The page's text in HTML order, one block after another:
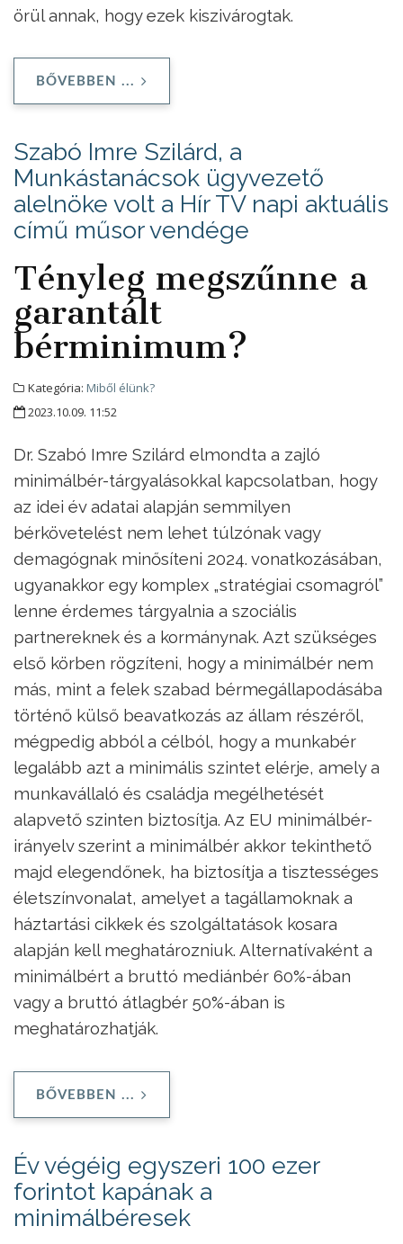
örül annak, hogy ezek kiszivárogtak.
BŐVEBBEN ...
Szabó Imre Szilárd, a
Munkástanácsok ügyvezető
alelnöke volt a Hír TV napi aktuális
című műsor vendége
Tényleg megszűnne a
garantált
bérminimum?
Kategória: Miből élünk?
2023.10.09. 11:52
Dr. Szabó Imre Szilárd elmondta a zajló
minimálbér-tárgyalásokkal kapcsolatban, hogy
az idei év adatai alapján semmilyen
bérkövetelést nem lehet túlzónak vagy
demagógnak minősíteni 2024. vonatkozásában,
ugyanakkor egy komplex „stratégiai csomagról”
lenne érdemes tárgyalnia a szociális
partnereknek és a kormánynak. Azt szükséges
első körben rögzíteni, hogy a minimálbér nem
más, mint a felek szabad bérmegállapodásába
történő külső beavatkozás az állam részéről,
mégpedig abból a célból, hogy a munkabér
legalább azt a minimális szintet elérje, amely a
munkavállaló és családja megélhetését
alapvető szinten biztosítja. Az EU minimálbér-
irányelv szerint a minimálbér akkor tekinthető
majd elegendőnek, ha biztosítja a tisztességes
életszínvonalat, amelyet a tagállamoknak a
háztartási cikkek és szolgáltatások kosara
alapján kell meghatározniuk. Alternatívaként a
minimálbért a bruttó mediánbér 60%-ában
vagy a bruttó átlagbér 50%-ában is
meghatározhatják.
BŐVEBBEN ...
Év végéig egyszeri 100 ezer
forintot kapának a
minimálbéresek